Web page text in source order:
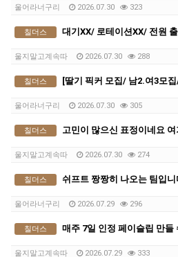
울어라너구리 2026.07.30 323
칠더스 대기XX/ 로테이션XX/ 전원
울지말고계속따 2026.07.30 288
칠더스 [딸기 픽커 모집/ 남2.여3모
울어라너구리 2026.07.30 305
칠더스 고민이 많으신 표정이네요
울지말고계속따 2026.07.30 274
칠더스 쉬프트 짱짱히 나오는 팀입
울어라너구리 2026.07.29 296
칠더스 매주 7일 인정 페이슬립 만들 수 있
울지말고계속따 2026.07.29 333